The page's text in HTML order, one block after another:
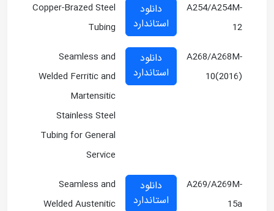
A254/A254M-
12
دانلود
استاندارد
Copper-Brazed Steel
Tubing
A268/A268M-
10(2016)
دانلود
استاندارد
Seamless and
Welded Ferritic and
Martensitic
Stainless Steel
Tubing for General
Service
A269/A269M-
15a
دانلود
استاندارد
Seamless and
Welded Austenitic